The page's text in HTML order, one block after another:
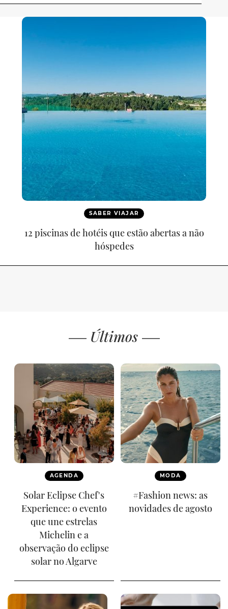
SABER VIAJAR
12 piscinas de hotéis que estão abertas a não
hóspedes
Últimos
AGENDA
Solar Eclipse Chef's
Experience: o evento
que une estrelas
Michelin e a
observação do eclipse
solar no Algarve
MODA
#Fashion news: as
novidades de agosto